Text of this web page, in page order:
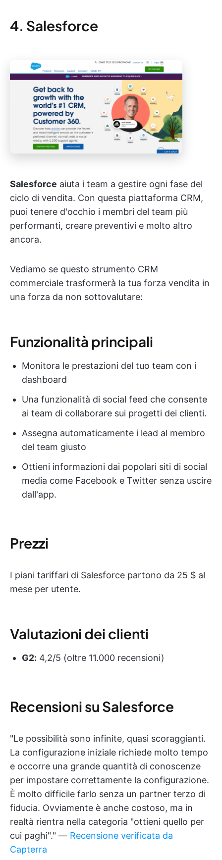
4. Salesforce
Salesforce aiuta i team a gestire ogni fase del
ciclo di vendita. Con questa piattaforma CRM,
puoi tenere d'occhio i membri del team più
performanti, creare preventivi e molto altro
ancora.
Vediamo se questo strumento CRM
commerciale trasformerà la tua forza vendita in
una forza da non sottovalutare:
Funzionalità principali
Monitora le prestazioni del tuo team con i
dashboard
Una funzionalità di social feed che consente
ai team di collaborare sui progetti dei clienti.
Assegna automaticamente i lead al membro
del team giusto
Ottieni informazioni dai popolari siti di social
media come Facebook e Twitter senza uscire
dall'app.
Prezzi
I piani tariffari di Salesforce partono da 25 $ al
mese per utente.
Valutazioni dei clienti
G2: 4,2/5 (oltre 11.000 recensioni)
Recensioni su Salesforce
"Le possibilità sono infinite, quasi scoraggianti.
La configurazione iniziale richiede molto tempo
e occorre una grande quantità di conoscenze
per impostare correttamente la configurazione.
È molto difficile farlo senza un partner terzo di
fiducia. Ovviamente è anche costoso, ma in
realtà rientra nella categoria "ottieni quello per
cui paghi"." — Recensione verificata da
Capterra